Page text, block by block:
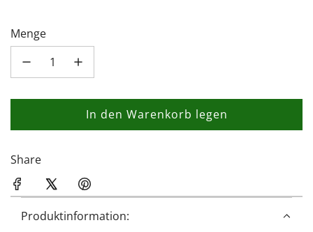
Menge
In den Warenkorb legen
L
Share
Produktinformation: